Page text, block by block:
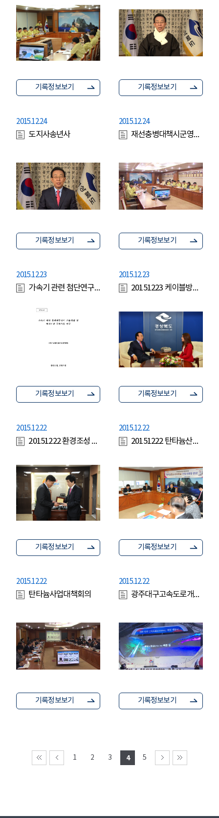
기록정보보기 기록정보보기
2015.12.24
도지사송년사
기록정보보기
2015.12.24
재선충병대책시군영상회의
기록정보보기
2015.12.23
가속기 관련 첨단연구장비 기술개발 및 혁신기반 구축사업 연구
기록정보보기
2015.12.23
20151223 케이블방송 대담
기록정보보기
2015.12.22
20151222 환경조성 시상식 시군표창패(정병윤경제부지사)
기록정보보기
2015.12.22
20151222 탄타늄산업회의
기록정보보기
2015.12.22
탄타늄사업대책회의
기록정보보기
2015.12.22
광주대구고속도로개통식
기록정보보기
1 2 3 4 5